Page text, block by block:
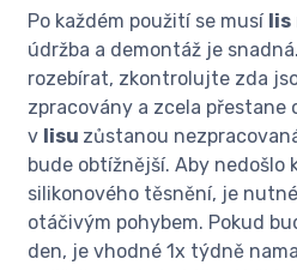
Po každém použití se musí lis
údržba a demontáž je
rozebírat, zkontrolujte zda
zpracovány a zcela přestane
v lisu zůstanou
bude obtížnější. Aby nedošlo
silikonového těsnění, je
otáčivým pohybem. Pokud
den, je vhodné 1x týdně